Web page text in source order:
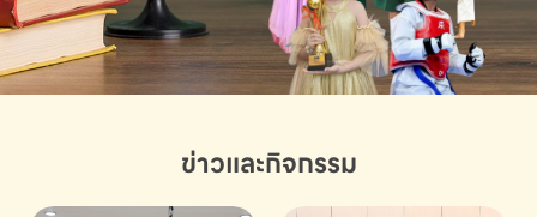
ข่าวและกิจกรรม